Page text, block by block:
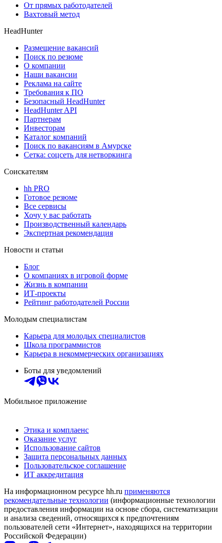
От прямых работодателей
Вахтовый метод
HeadHunter
Размещение вакансий
Поиск по резюме
О компании
Наши вакансии
Реклама на сайте
Требования к ПО
Безопасный HeadHunter
HeadHunter API
Партнерам
Инвесторам
Каталог компаний
Поиск по вакансиям в Амурске
Сетка: соцсеть для нетворкинга
Соискателям
hh PRO
Готовое резюме
Все сервисы
Хочу у вас работать
Производственный календарь
Экспертная рекомендация
Новости и статьи
Блог
О компаниях в игровой форме
Жизнь в компании
ИТ-проекты
Рейтинг работодателей России
Молодым специалистам
Карьера для молодых специалистов
Школа программистов
Карьера в некоммерческих организациях
Боты для уведомлений
Мобильное приложение
Этика и комплаенс
Оказание услуг
Использование сайтов
Защита персональных данных
Пользовательское соглашение
ИТ аккредитация
На информационном ресурсе hh.ru применяются
рекомендательные технологии (информационные технологии
предоставления информации на основе сбора, систематизации
и анализа сведений, относящихся к предпочтениям
пользователей сети «Интернет», находящихся на территории
Российской Федерации)